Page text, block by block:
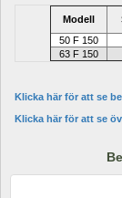
Modell
50 F 150
63 F 150
Klicka här för att se
Klicka här för att se